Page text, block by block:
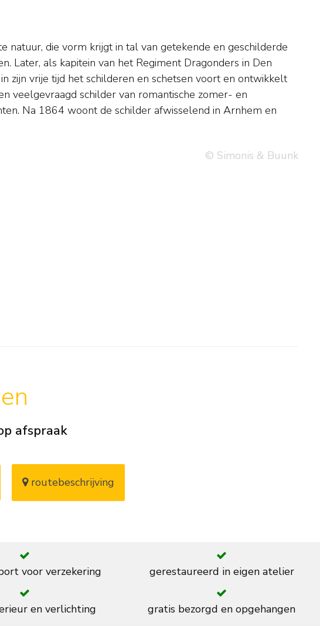
© Simonis & Buunk
afspraak
routebeschrijving
voor verzekering gerestaureerd in eigen atelier
en verlichting gratis bezorgd en opgehangen